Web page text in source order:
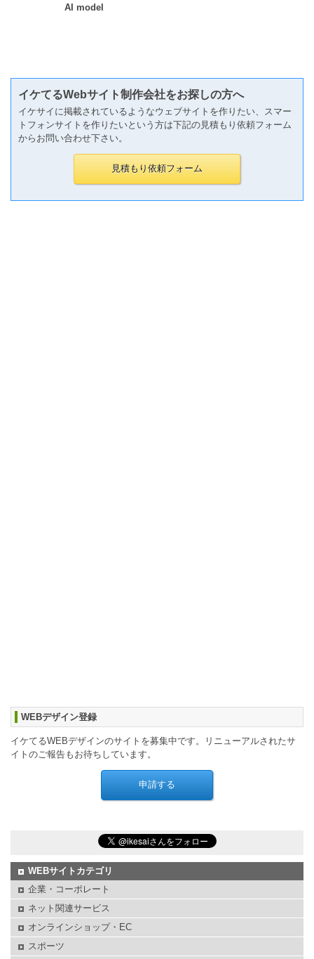
AI model
イケてるWebサイト制作会社をお探しの方へ
イケサイに掲載されているようなウェブサイトを作りたい、スマー
トフォンサイトを作りたいという方は下記の見積もり依頼フォーム
からお問い合わせ下さい。
WEBデザイン登録
イケてるWEBデザインのサイトを募集中です。リニューアルされたサ
イトのご報告もお待ちしています。
WEBサイトカテゴリ
企業・コーポレート
ネット関連サービス
オンラインショップ・EC
スポーツ